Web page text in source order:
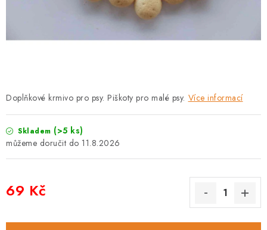
Výměna, vrácení a reklamace
Obchodní podmínky
Zásady použivání souboru cookies
FAQ
Doplňkové krmivo pro psy. Piškoty pro malé psy. Více informací
Skladem (>5 ks)
11.8.2026
69 Kč